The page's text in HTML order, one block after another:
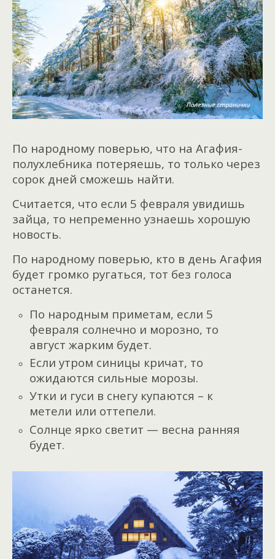
По народному поверью, что на Агафия-
полухлебника потеряешь, то только через
сорок дней сможешь найти.
Считается, что если 5 февраля увидишь
зайца, то непременно узнаешь хорошую
новость.
По народному поверью, кто в день Агафия
будет громко ругаться, тот без голоса
останется.
По народным приметам, если 5
февраля солнечно и морозно, то
август жарким будет.
Если утром синицы кричат, то
ожидаются сильные морозы.
Утки и гуси в снегу купаются – к
метели или оттепели.
Солнце ярко светит — весна ранняя
будет.